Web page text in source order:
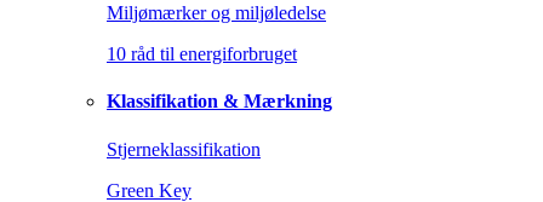
Miljømærker og miljøledelse
10 råd til energiforbruget
Klassifikation & Mærkning
Stjerneklassifikation
Green Key